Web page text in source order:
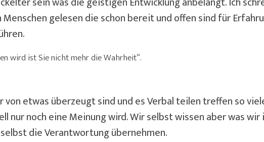
gelesen die schon bereit und offen sind für
wird ist Sie nicht mehr die Wahrheit“.
von etwas überzeugt sind und es Verbal teilen treffen so
nur noch eine Meinung wird. Wir selbst wissen aber was
die Verantwortung übernehmen.